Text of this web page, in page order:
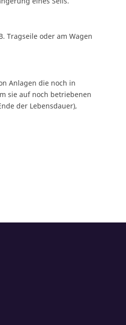
Tragseile oder am Wagen
Anlagen die noch in
sie auf noch betriebenen
der Lebensdauer),